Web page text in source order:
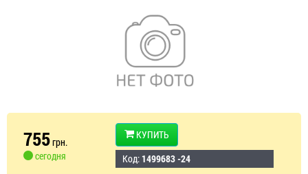
755грн.
сегодня
КУПИТЬ
Код: 1499683 -24